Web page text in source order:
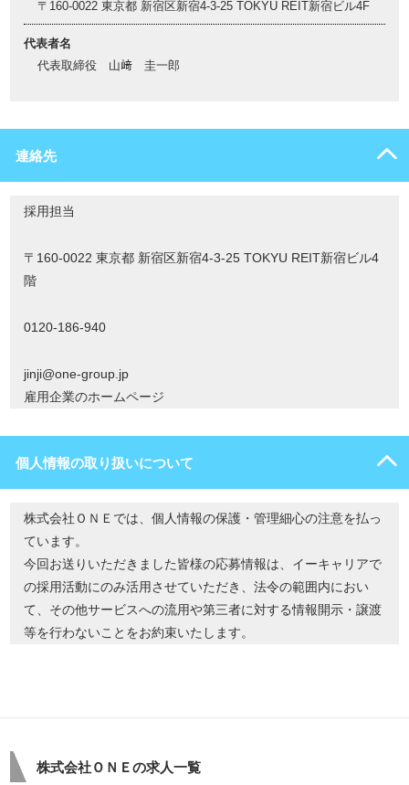
〒160-0022 東京都 新宿区新宿4-3-25 TOKYU REIT新宿ビル4F
代表者名
代表取締役 山﨑 圭一郎
連絡先
採用担当
〒160-0022 東京都 新宿区新宿4-3-25 TOKYU REIT新宿ビル4
階
0120-186-940
jinji@one-group.jp
雇用企業のホームページ
個人情報の取り扱いについて
株式会社ＯＮＥでは、個人情報の保護・管理細心の注意を払っ
ています。
今回お送りいただきました皆様の応募情報は、イーキャリアで
の採用活動にのみ活用させていただき、法令の範囲内におい
て、その他サービスへの流用や第三者に対する情報開示・譲渡
等を行わないことをお約束いたします。
株式会社ＯＮＥの求人一覧